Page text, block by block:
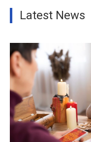
Latest News